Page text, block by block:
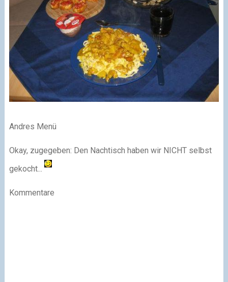
Andres Menü
Okay, zugegeben: Den Nachtisch haben wir NICHT selbst
gekocht...
Kommentare